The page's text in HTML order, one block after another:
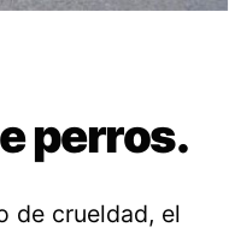
perros.
de crueldad, el